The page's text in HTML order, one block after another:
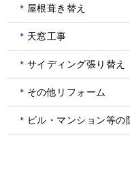
屋根葺き替え
天窓工事
サイディング張り替え
その他リフォーム
ビル・マンション等の